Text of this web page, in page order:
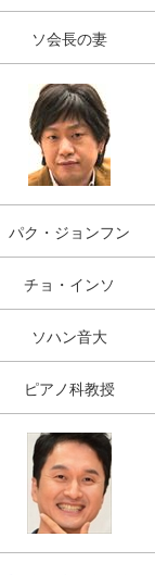
ソ会長の妻
パク・ジョンフン
チョ・インソ
ソハン音大
ピアノ科教授